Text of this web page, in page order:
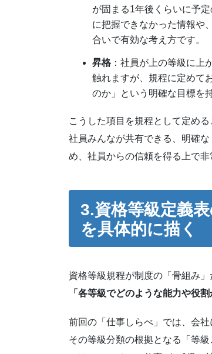
が固まる1年後くらいに予
に把握できなかった情報や
合いで有効な考え方です。
昇格 ：社員が上の等級に上
触れますが、規程に定めて
のか」という明確な目標を
こうした項目を規程として定め
社員みんなが共有できる、明確
め、社員からの信頼を得る上で非
3.資格等級定義
を具体的に描く
資格等級規程が制度の「骨組み」
「各等級でどのような能力や役
前回の「仕事しらべ」では、会
その等級分類の根拠となる「等